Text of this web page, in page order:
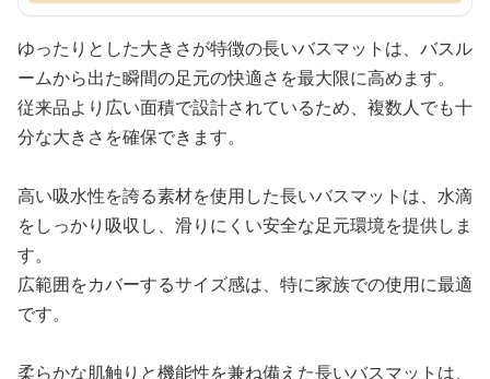
ゆったりとした大きさが特徴の長いバスマットは、バスル
ームから出た瞬間の足元の快適さを最大限に高めます。
従来品より広い面積で設計されているため、複数人でも十
分な大きさを確保できます。
高い吸水性を誇る素材を使用した長いバスマットは、水滴
をしっかり吸収し、滑りにくい安全な足元環境を提供しま
す。
広範囲をカバーするサイズ感は、特に家族での使用に最適
です。
柔らかな肌触りと機能性を兼ね備えた長いバスマットは、